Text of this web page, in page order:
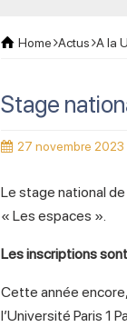
Home Actus A la
Stage
27 novembre 2023
Le stage national de
« Les espaces ».
Les inscriptions
Cette année
l’Université Paris 1